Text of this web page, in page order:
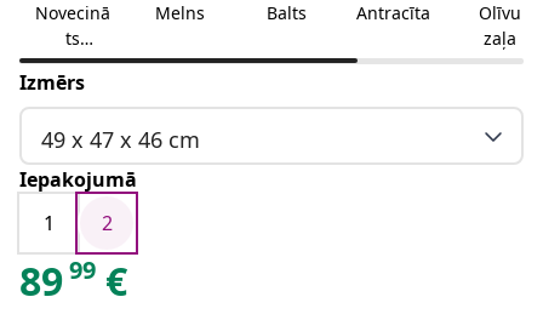
Novecinā
ts
tērauds
Melns Balts Antracīta
Olīvu
zaļa
Izmērs
49 x 47 x 46 cm
Iepakojumā
1
2
8999 €